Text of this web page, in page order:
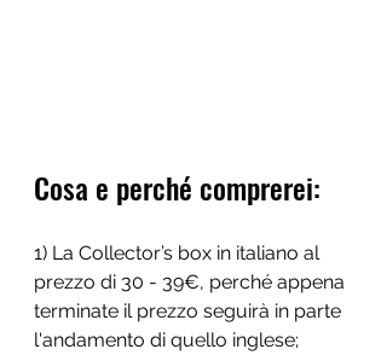
Cosa e perché comprerei:
1) La Collector’s box in italiano al
prezzo di 30 - 39€, perché appena
terminate il prezzo seguirà in parte
l'andamento di quello inglese;